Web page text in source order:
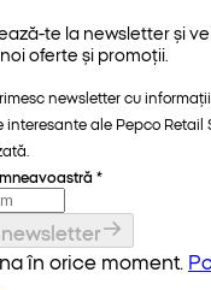
te la newsletter și
oferte și promoții.
newsletter cu
ale Pepco Retail
*
în orice moment.